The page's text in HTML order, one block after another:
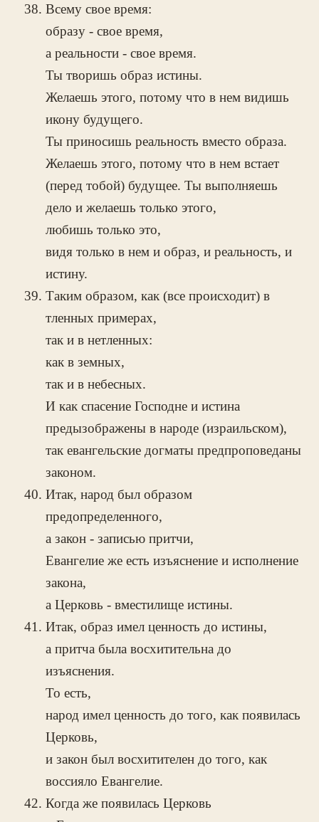
Всему свое время:
образу - свое время,
а реальности - свое время.
Ты творишь образ истины.
Желаешь этого, потому что в нем видишь
икону будущего.
Ты приносишь реальность вместо образа.
Желаешь этого, потому что в нем встает
(перед тобой) будущее. Ты выполняешь
дело и желаешь только этого,
любишь только это,
видя только в нем и образ, и реальность, и
истину.
Таким образом, как (все происходит) в
тленных примерах,
так и в нетленных:
как в земных,
так и в небесных.
И как спасение Господне и истина
предызображены в народе (израильском),
так евангельские догматы предпроповеданы
законом.
Итак, народ был образом
предопределенного,
а закон - записью притчи,
Евангелие же есть изъяснение и исполнение
закона,
а Церковь - вместилище истины.
Итак, образ имел ценность до истины,
а притча была восхитительна до
изъяснения.
То есть,
народ имел ценность до того, как появилась
Церковь,
и закон был восхитителен до того, как
воссияло Евангелие.
Когда же появилась Церковь